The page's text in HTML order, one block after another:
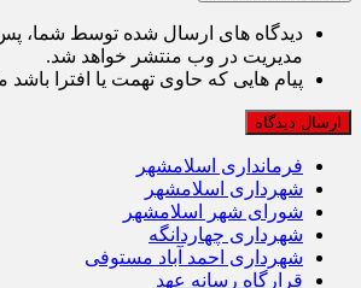
دیدگاه های ارسال شده توسط شما، پس
مدیریت در وب منتشر خواهد شد.
پیام هایی که حاوی تهمت یا افترا
فرمانداری اسلامشهر
شهرداری اسلامشهر
شورای شهر اسلامشهر
شهرداری چهاردانگه
شهرداری احمد آباد مستوفی
قرارگاه رسانه عهد